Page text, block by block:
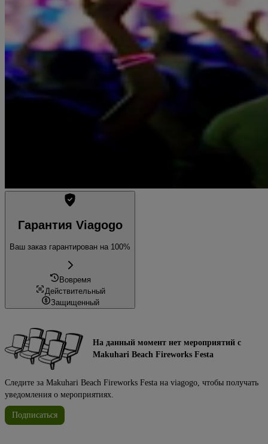
Гарантия Viagogo
Ваш заказ гарантирован на 100%
Вовремя
Действительный
Защищенный
На данный момент нет мероприятий с
Makuhari Beach Fireworks Festa
Следите за Makuhari Beach Fireworks Festa на viagogo, чтобы получать
уведомления о мероприятиях.
Подписаться